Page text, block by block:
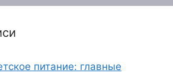
питание: главные